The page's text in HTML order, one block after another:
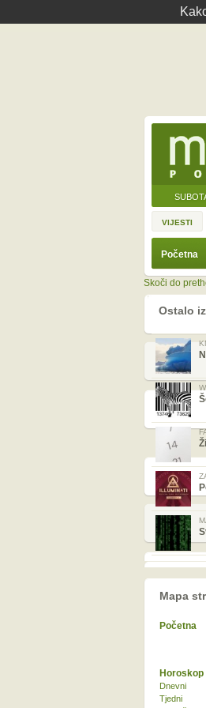
VIJESTI
Početna
Skoči do
Ostalo
Mapa
Početna
Horoskop
Dnevni
Tjedni